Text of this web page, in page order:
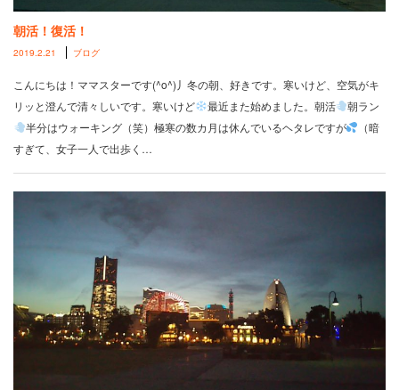
朝活！復活！
2019.2.21 ブログ
こんにちは！ママスターです(^o^)丿冬の朝、好きです。寒いけど、空気がキ
リッと澄んで清々しいです。寒いけど
最近また始めました。朝活
朝ラン
半分はウォーキング（笑）極寒の数カ月は休んでいるヘタレですが
（暗
すぎて、女子一人で出歩く…